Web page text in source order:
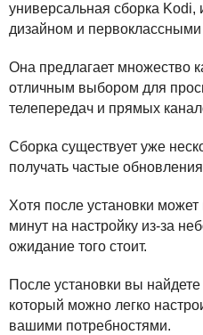
универсальная сборка Kodi,
дизайном и
Она предлагает множество
отличным выбором для
телепередач и прямых
Сборка существует уже
получать частые
Хотя после установки может
минут на настройку из-за
ожидание того стоит.
После установки вы
который можно легко
вашими потребностями.